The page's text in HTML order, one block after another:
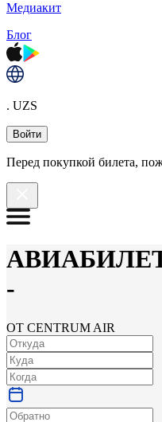
Медиакит
Блог
. UZS
Войти
Перед покупкой билета,
-
ОТ CENTRUM AIR